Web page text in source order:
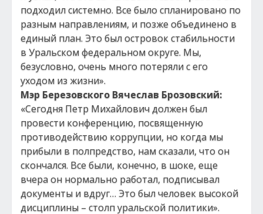
подходил системно. Все было спланировано по
разным направлениям, и позже объединено в
единый план. Это был островок стабильности
в Уральском федеральном округе. Мы,
безусловно, очень много потеряли с его
уходом из жизни».
Мэр Березовского Вячеслав Брозовский:
«Сегодня Петр Михайлович должен был
провести конференцию, посвященную
противодействию коррупции, но когда мы
прибыли в полпредство, нам сказали, что он
скончался. Все были, конечно, в шоке, еще
вчера он нормально работал, подписывал
документы и вдруг… Это был человек высокой
дисциплины – столп уральской политики».